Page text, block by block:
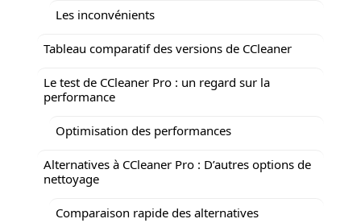
Les inconvénients
Tableau comparatif des versions de CCleaner
Le test de CCleaner Pro : un regard sur la
performance
Optimisation des performances
Alternatives à CCleaner Pro : D’autres options de
nettoyage
Comparaison rapide des alternatives